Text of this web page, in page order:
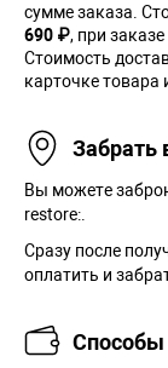
сумме заказа.
690 ₽, при
Стоимость
карточке товара
Забрать
Вы можете
restore:.
Сразу после
оплатить и